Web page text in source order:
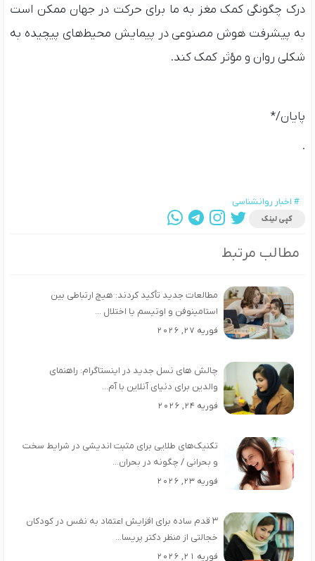
درک چگونگی کمک مغز به ما برای حرکت در جهان ممکن است
به پیشرفت هوش مصنوعی در پیمایش محیط‌های پیچیده به
شکلی روان و مؤثر کمک کند.
پایان/*
.
# اخبار روانشناسی
کپی لینک
مطالب مرتبط
مطالعات جدید تأکید کردند: هیچ ارتباطی بین
استامینوفن و اوتیسم یا اختلال ...
فوریه 27, 2026
چالش‌ های نسل جدید در اینستاگرام: راهنمای
والدین برای دنیای آنلاین با آم...
فوریه 24, 2026
تکنیک‌های طلایی برای مثبت‌ اندیشی در شرایط سخت
و بحرانی / چگونه در بحران...
فوریه 23, 2026
۳ قدم ساده برای افزایش اعتماد به نفس در کودکان
خجالتی از منظر دکتر پریسا...
فوریه 21, 2026